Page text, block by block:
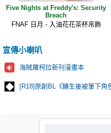
Five Nights at Freddy's: Security
Breach
FNAF 日月 - 入油花花茶杯吊飾
宣傳小喇叭
海賊羅柯拉新刊漫畫本
[R18]原創BL《轉生後被筆下角